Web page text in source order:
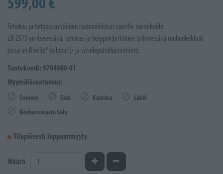
Tehokas ja helppokäyttöinen ruohonleikkuri suurille nurmikoille
LB 251S on itsevetävä, tehokas ja helppokäyttöinen työnnettävä ruohonleikkuri,
jossa on Bioclip® (silppuri)- ja sivullepuhallustoiminto.
Tuotekoodi: 9704880-01
Myymäläsaatavuus:
Somero Salo Kaarina
Lahti
Keskusvarasto Salo
Tilapäisesti loppuunmyyty
Määrä Kasvata määrääVähennä määrää